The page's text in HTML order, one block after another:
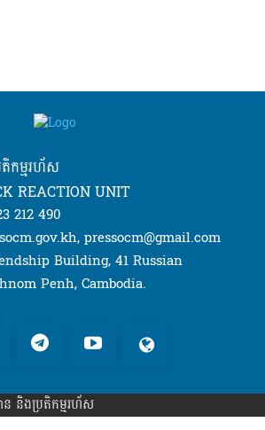
កម្មរហ័ស
REACTION UNIT
212 490
pressocm@gmail.com
Building, 41 Russian
Penh, Cambodia.
និងប្រតិកម្មរហ័ស